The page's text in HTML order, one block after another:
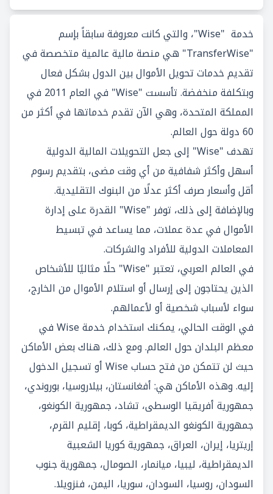
خدمة "Wise"، والتي كانت معروفة سابقاً بإسم
"TransferWise" هي منصة مالية عالمية متخصصة في
تقديم خدمات تحويل الأموال بين الدول بشكل فعال
وبتكلفة منخفضة. تأسست "Wise" في العام 2011 في
المملكة المتحدة، وهي الآن تقدم خدماتها في أكثر من
60 دولة حول العالم.
تهدف "Wise" إلى جعل التحويلات المالية الدولية
أسهل وأكثر شفافية من أي وقت مضى، بتقديم رسوم
أقل وأسعار صرف أكثر عدلًا من البنوك التقليدية.
وبالإضافة إلى ذلك، توفر "Wise" القدرة على إدارة
الأموال في عدة عملات، مما يساعد في تبسيط
المعاملات الدولية للأفراد والشركات.
في العالم العربي، تعتبر "Wise" حلًا مثاليًا للأشخاص
الذين يحتاجون إلى إرسال أو استلام الأموال من الخارج،
سواء لأسباب شخصية أو لأعمالهم.
في الوقت الحالي، يمكنك استخدام خدمة Wise في
معظم البلدان حول العالم. ومع ذلك، هناك بعض الأماكن
حيث لن تتمكن من فتح حساب Wise أو تسجيل الدخول
إليه. وهذه الأماكن هي: أفغانستان، بيلاروسيا، بوروندي،
جمهورية أفريقيا الوسطى، تشاد، جمهورية الكونغو،
جمهورية الكونغو الديمقراطية، كوبا، إقليم القرم،
إريتريا، إيران، العراق، جمهورية كوريا الشعبية
الديمقراطية، ليبيا، ميانمار، الصومال، جمهورية جنوب
السودان، روسيا، السودان، سوريا، اليمن، فنزويلا.